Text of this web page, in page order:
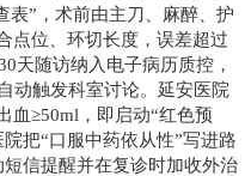
表”，术前由主刀、麻醉、护
点位、环切长度，误差超过
天随访纳入电子病历质控，
动触发科室讨论。延安医院
血≥50ml，即启动“红色预
把“口服中药依从性”写进路
信提醒并在复诊时加收外治